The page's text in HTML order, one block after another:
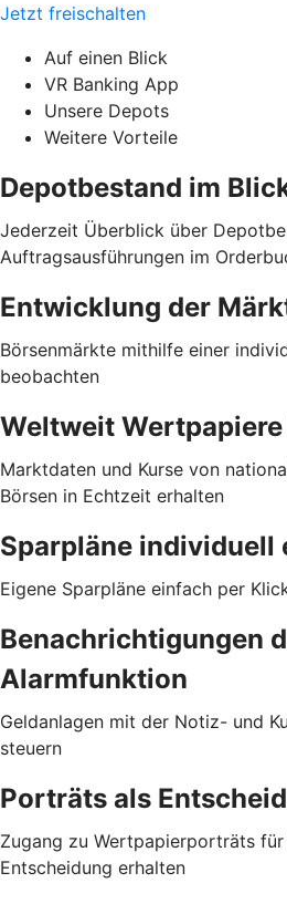
Jetzt freischalten
Auf einen Blick
VR Banking App
Unsere Depots
Weitere Vorteile
Depotbestand im
Jederzeit Überblick über
Auftragsausführungen im
Entwicklung der
Börsenmärkte mithilfe einer
beobachten
Weltweit
Marktdaten und Kurse von
Börsen in Echtzeit erhalten
Sparpläne individuell
Eigene Sparpläne einfach per
Benachrichtigungen
Alarmfunktion
Geldanlagen mit der Notiz- und
steuern
Porträts als
Zugang zu Wertpapierporträts
Entscheidung erhalten